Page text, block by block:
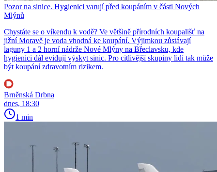
Pozor na sinice. Hygienici varují před koupáním v části Nových
Mlýnů
Chystáte se o víkendu k vodě? Ve většině přírodních koupališť na
jižní Moravě je voda vhodná ke koupání. Výjimkou zůstávají
laguny 1 a 2 horní nádrže Nové Mlýny na Břeclavsku, kde
hygienici dál evidují výskyt sinic. Pro citlivější skupiny lidí tak může
být koupání zdravotním rizikem.
Brněnská Drbna
dnes, 18:30
1 min